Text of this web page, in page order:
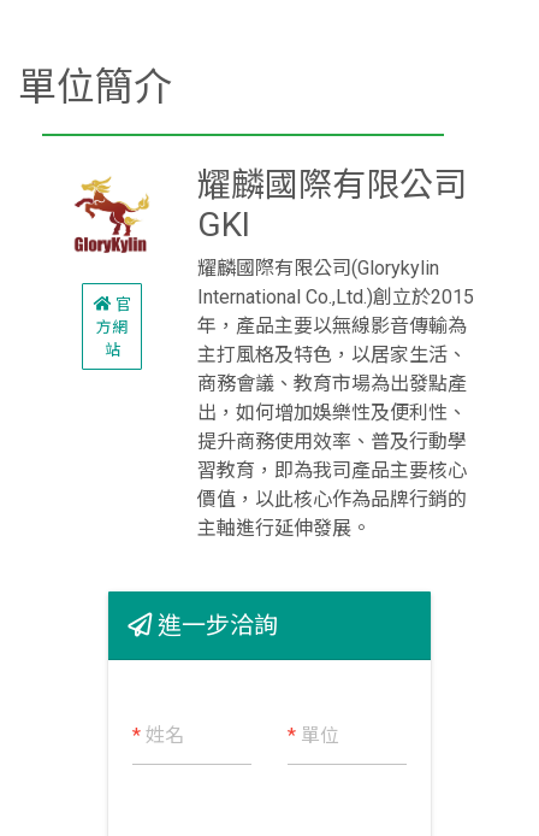
單位簡介
官
方網
站
耀麟國際有限公司
GKI
耀麟國際有限公司(Glorykylin
International Co.,Ltd.)創立於2015
年，產品主要以無線影音傳輸為
主打風格及特色，以居家生活、
商務會議、教育市場為出發點產
出，如何增加娛樂性及便利性、
提升商務使用效率、普及行動學
習教育，即為我司產品主要核心
價值，以此核心作為品牌行銷的
主軸進行延伸發展。
進一步洽詢
*姓名 * 單位